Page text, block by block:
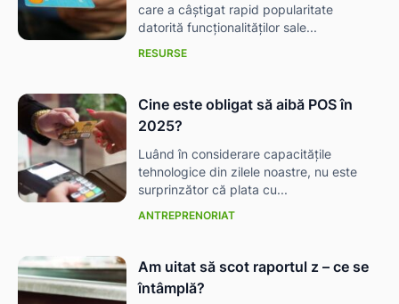
care a câștigat rapid popularitate
datorită funcționalităților sale...
RESURSE
Cine este obligat să aibă POS în
2025?
Luând în considerare capacitățile
tehnologice din zilele noastre, nu este
surprinzător că plata cu...
ANTREPRENORIAT
Am uitat să scot raportul z – ce se
întâmplă?